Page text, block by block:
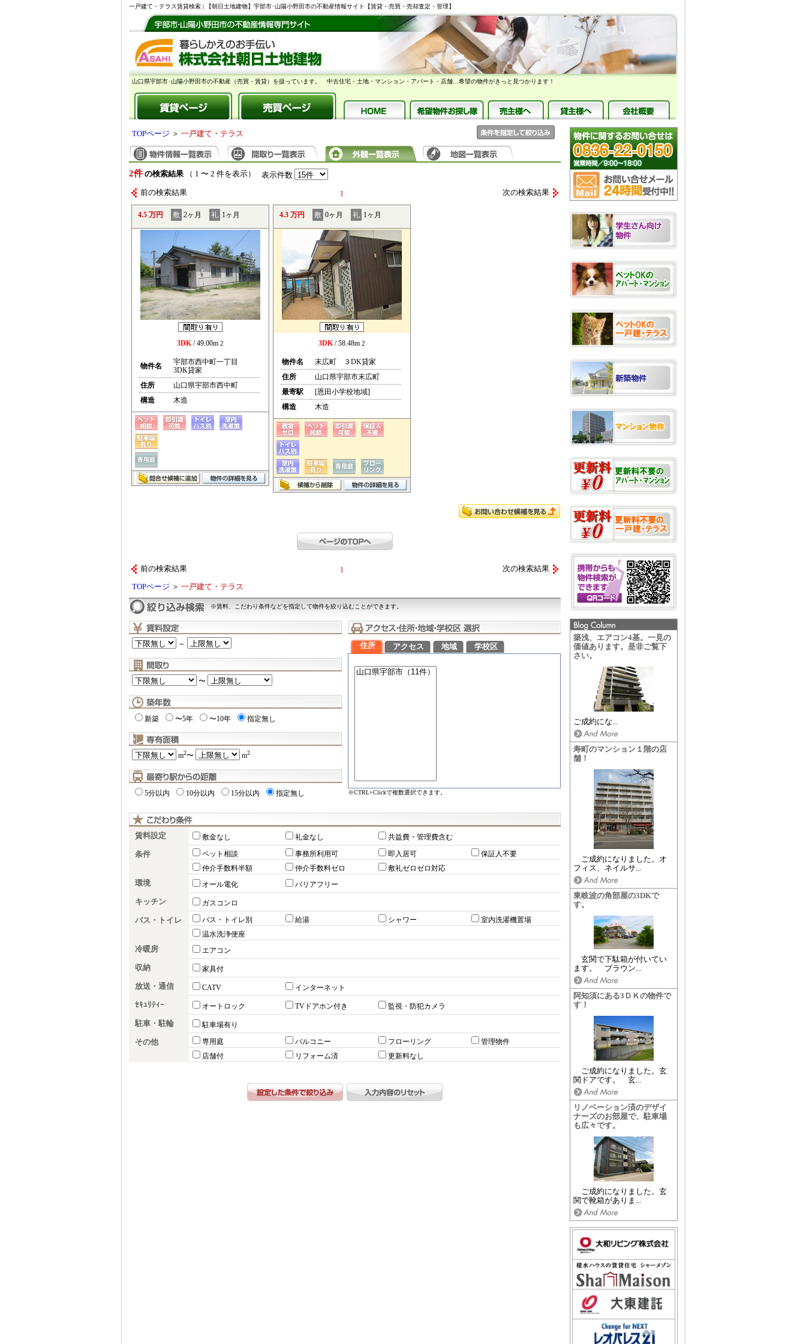
一戸建て・テラス賃貸検索 | 【朝日土地建物】宇部市･山陽小野田市の不動産情報サイト【賃貸・売買・売却査定・管理】
山口県宇部市･山陽小野田市の不動産（売買・賃貸）を扱っています。 中古住宅・土地・マンション・アパート・店舗…希望の物件がきっと見つかります！
築浅、エアコン4基。一見の
価値あります。是非ご覧下
さい。
ご成約にな...
寿町のマンション１階の店
舗！
ご成約になりました。オ
フィス、ネイルサ...
東岐波の角部屋の3DKで
す。
玄関で下駄箱が付いてい
ます。 ブラウン...
阿知須にある3ＤＫの物件で
す！
ご成約になりました。玄
関ドアです。 玄...
リノベーション済のデザイ
ナーズのお部屋で、駐車場
も広々です。
ご成約になりました。玄
関で靴箱がありま...
TOPページ ＞ 一戸建て・テラス
2件 の検索結果（ 1 〜 2 件を表示） 表示件数
前の検索結果 1 次の検索結果
4.5 万円 敷 2ヶ月 礼 1ヶ月
3DK/ 49.00m 2
物件名
宇部市西中町一丁目
3DK貸家
住所
山口県宇部市西中町
構造
木造
4.3 万円 敷 0ヶ月 礼 1ヶ月
3DK/ 58.48m 2
物件名
末広町 ３DK貸家
住所
山口県宇部市末広町
最寄駅
[恩田小学校地域]
構造
木造
前の検索結果 1 次の検索結果
TOPページ ＞ 一戸建て・テラス
※賃料、こだわり条件などを指定して物件を絞り込むことができます。
～
〜
新築 〜5年 〜10年 指定無し
m2〜 m2
5分以内 10分以内 15分以内 指定無し
住所 アクセス 地域 学校区
※CTRL+Clickで複数選択できます。
賃料設定 敷金なし 礼金なし 共益費・管理費含む
条件 ペット相談 事務所利用可 即入居可
保証人不要
仲介手数料半額
仲介手数料ゼロ 敷礼ゼロゼロ対応
環境 オール電化 バリアフリー
キッチン ガスコンロ
バス・トイレ バス・トイレ別 給湯 シャワー
室内洗濯機置場
温水洗浄便座
冷暖房 エアコン
収納 家具付
放送・通信 CATV インターネット
ｾｷｭﾘﾃｨｰ オートロック TVドアホン付き 監視・防犯カメラ
駐車・駐輪 駐車場有り
その他 専用庭 バルコニー フローリング
管理物件
店舗付
リフォーム済 更新料なし